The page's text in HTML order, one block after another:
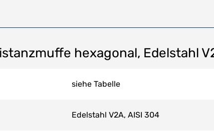
hexagonal, Edelstahl
siehe Tabelle
Edelstahl V2A, AISI 304